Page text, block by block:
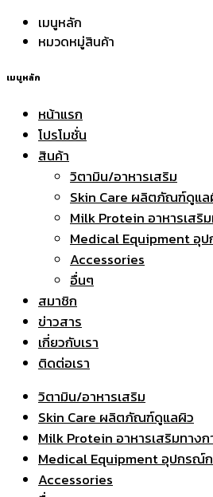
เมนูหลัก
หมวดหมู่สินค้า
เมนูหลัก
หน้าแรก
โปรโมชั่น
สินค้า
วิตามิน/อาหารเสริม
Skin Care ผลิตภัณฑ์ดูแล
Milk Protein อาหารเสริ
Medical Equipment อุ
Accessories
อื่นๆ
สมาชิก
ข่าวสาร
เกี่ยวกับเรา
ติดต่อเรา
วิตามิน/อาหารเสริม
Skin Care ผลิตภัณฑ์ดูแลผิว
Milk Protein อาหารเสริมทาง
Medical Equipment อุปกรณ์
Accessories